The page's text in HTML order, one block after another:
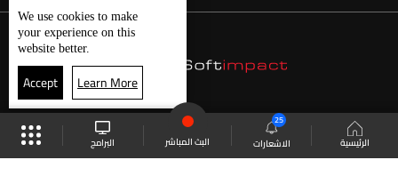
الرئيسية الاشعارات
25
البث المباشر البرامج
We use cookies to make
your experience on this
website better.
Accept Learn More
موقع البرامج الجدول البث المباشر